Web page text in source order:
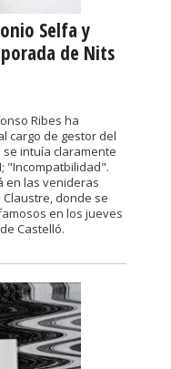
Selfa y
de Nits
Ribes ha
cargo de gestor del
se intuía claramente
"Incompatbilidad".
en las venideras
donde se
en los jueves
Castelló.